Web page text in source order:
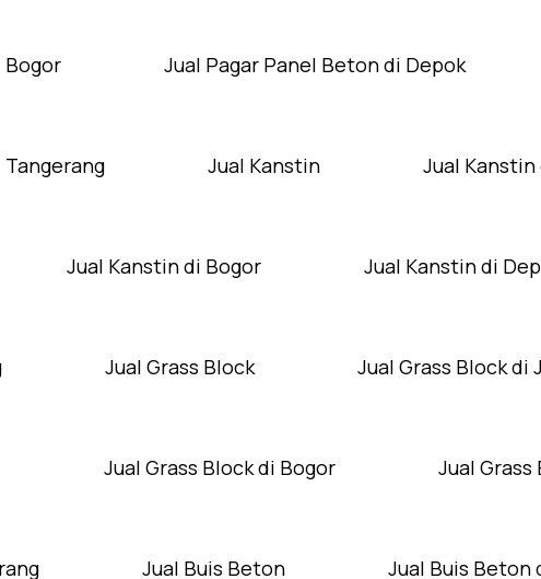
Bogor Jual Pagar Panel Beton di Depok
Jual Kanstin Jual
Jual Kanstin di Bogor Jual Kanstin di
Jual Grass Block Jual Grass Block di
Jual Grass Block di Bogor Jual
Jual Buis Beton Jual Buis Beton